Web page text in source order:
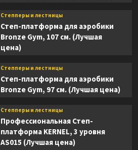
Степперы и лестницы
Степ-платформа для аэробики
Bronze Gym, 107 см. (Лучшая
цена)
Степперы и лестницы
Степ-платформа для аэробики
Bronze Gym, 97 см. (Лучшая цена)
Степперы и лестницы
Профессиональная Степ-
платформа KERNEL, 3 уровня
AS015 (Лучшая цена)